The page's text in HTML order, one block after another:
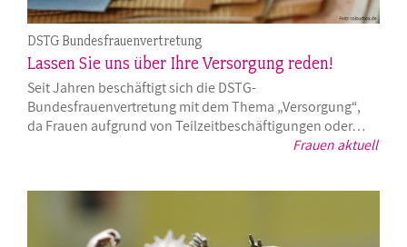
Frauen aktuell
DSTG Bundesfrauenvertretung
Lassen Sie uns über Ihre Versorgung reden!
Seit Jahren beschäftigt sich die DSTG-
Bundesfrauenvertretung mit dem Thema „Versorgung“,
da Frauen aufgrund von Teilzeitbeschäftigungen oder…